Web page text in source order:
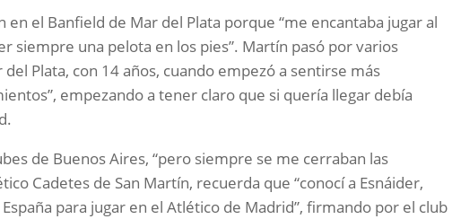
en el Banfield de Mar del Plata porque “me encantaba jugar al
siempre una pelota en los pies”. Martín pasó por varios
Plata, con 14 años, cuando empezó a sentirse más
empezando a tener claro que si quería llegar debía
de Buenos Aires, “pero siempre se me cerraban las
Cadetes de San Martín, recuerda que “conocí a Esnáider,
para jugar en el Atlético de Madrid”, firmando por el club